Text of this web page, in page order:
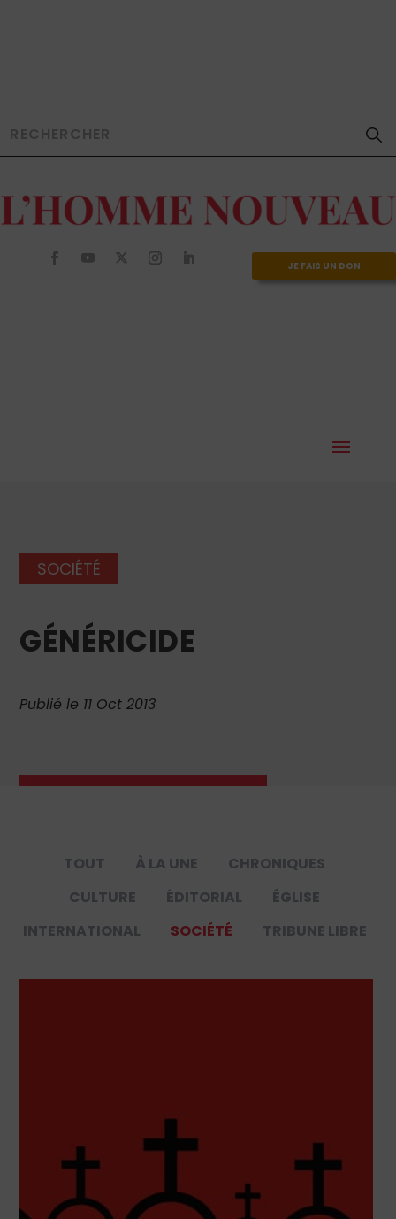
JE FAIS UN DON
SOCIÉTÉ
GÉNÉRICIDE
Publié le 11 Oct 2013
TOUT À LA UNE
CHRONIQUES
CULTURE
ÉDITORIAL
ÉGLISE
INTERNATIONAL
SOCIÉTÉ TRIBUNE LIBRE